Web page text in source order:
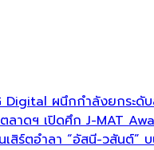
Digital ผนึกกำลังยกระ
าดฯ เปิดศึก J-MAT
สิร์ตอำลา “อัสนี-วสันต์”